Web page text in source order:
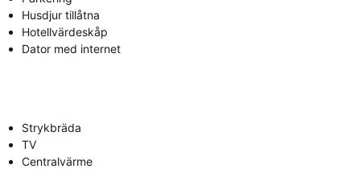
Husdjur tillåtna
Hotellvärdeskåp
Dator med internet
Strykbräda
TV
Centralvärme